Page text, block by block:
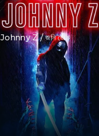
Johnny Z / জনি জেড